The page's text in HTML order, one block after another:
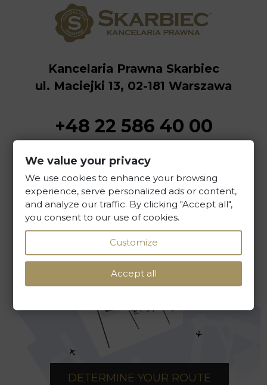
Kancelaria Prawna Skarbiec
ul. Maciejki 13, 02-181 Warszawa
+48 22 586 40 00
WRITE TO US
DETERMINE YOUR ROUTE
We value your privacy
We use cookies to enhance your browsing
experience, serve personalized ads or content,
and analyze our traffic. By clicking "Accept all",
you consent to our use of cookies.
Customize
Accept all